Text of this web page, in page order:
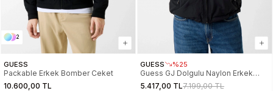
2
GUESS
Packable Erkek Bomber Ceket
10.600,00 TL
GUESS %25
Guess GJ Dolgulu Naylon Erkek
Siyah Ceket M6RL0KWGYL2-JBLK
5.417,00 TL7.199,00 TL